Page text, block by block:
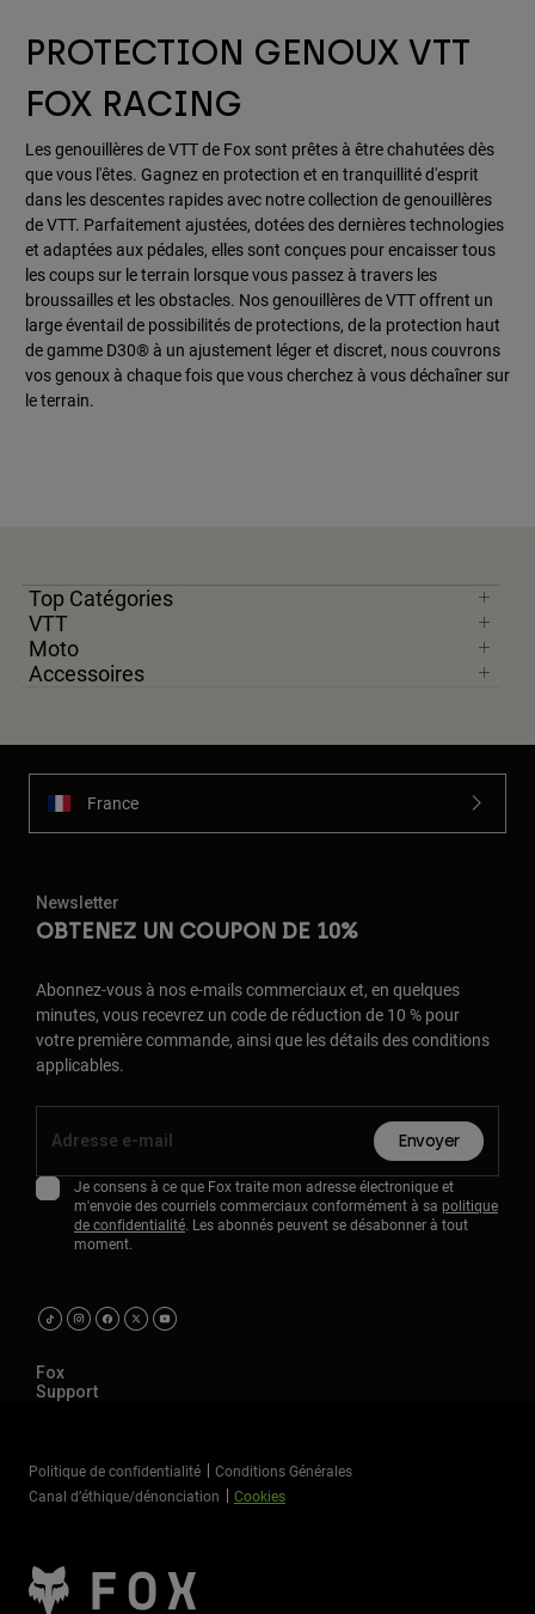
PROTECTION GENOUX VTT
FOX RACING
Les genouillères de VTT de Fox sont prêtes à être chahutées dès
que vous l'êtes. Gagnez en protection et en tranquillité d'esprit
dans les descentes rapides avec notre collection de genouillères
de VTT. Parfaitement ajustées, dotées des dernières technologies
et adaptées aux pédales, elles sont conçues pour encaisser tous
les coups sur le terrain lorsque vous passez à travers les
broussailles et les obstacles. Nos genouillères de VTT offrent un
large éventail de possibilités de protections, de la protection haut
de gamme D30® à un ajustement léger et discret, nous couvrons
vos genoux à chaque fois que vous cherchez à vous déchaîner sur
le terrain.
Top Catégories
VTT
Moto
Accessoires
France
Newsletter
OBTENEZ UN COUPON DE 10%
Abonnez-vous à nos e-mails commerciaux et, en quelques
minutes, vous recevrez un code de réduction de 10 % pour
votre première commande, ainsi que les détails des conditions
applicables.
Envoyer
Je consens à ce que Fox traite mon adresse électronique et
m'envoie des courriels commerciaux conformément à sa politique
de confidentialité. Les abonnés peuvent se désabonner à tout
moment.
Fox
Support
Politique de confidentialité
Conditions Générales
Canal d’éthique/dénonciation
Cookies